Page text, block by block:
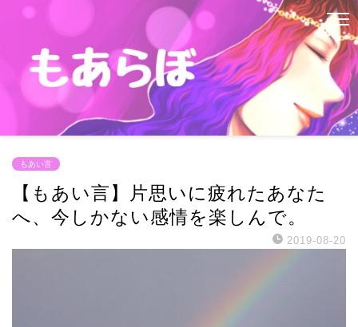
もあい言
【もあい言】片思いに疲れたあなた
へ、今しかない感情を楽しんで。
2019-08-20